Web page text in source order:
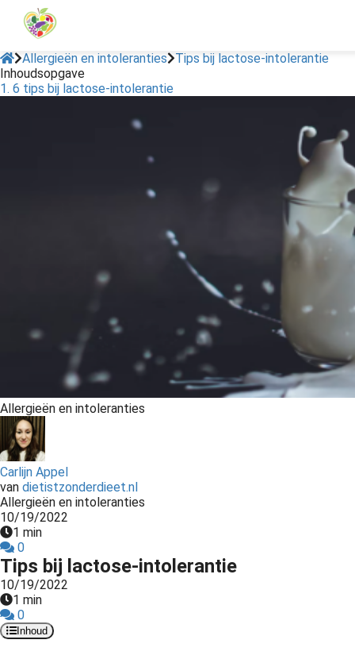
Allergieën en intoleranties
Tips bij lactose-intolerantie
Inhoudsopgave
1. 6 tips bij lactose-intolerantie
Allergieën en intoleranties
Carlijn Appel
van dietistzonderdieet.nl
Allergieën en intoleranties
10/19/2022
1 min
0
Tips bij lactose-intolerantie
10/19/2022
1 min
0
Inhoud
worden
om
te
over
van
op